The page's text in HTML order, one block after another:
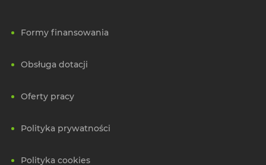
Formy finansowania
Obsługa dotacji
Oferty pracy
Polityka prywatności
Polityka cookies